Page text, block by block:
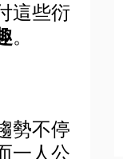
這些衍
。
勢不停
一人公